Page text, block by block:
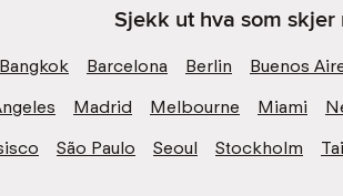
Sjekk ut hva som
Bangkok Barcelona Berlin Buenos
Madrid Melbourne Miami
São Paulo Seoul Stockholm